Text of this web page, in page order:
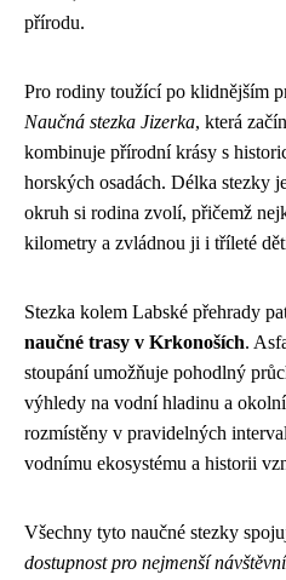
přírodu.
Pro rodiny toužící po klidnějším
Naučná stezka Jizerka, která
kombinuje přírodní krásy s
horských osadách. Délka stezky
okruh si rodina zvolí, přičemž
kilometry a zvládnou ji i tříleté
Stezka kolem Labské přehrady
naučné trasy v Krkonoších.
stoupání umožňuje pohodlný
výhledy na vodní hladinu a
rozmístěny v pravidelných
vodnímu ekosystému a historii
Všechny tyto naučné stezky
dostupnost pro nejmenší